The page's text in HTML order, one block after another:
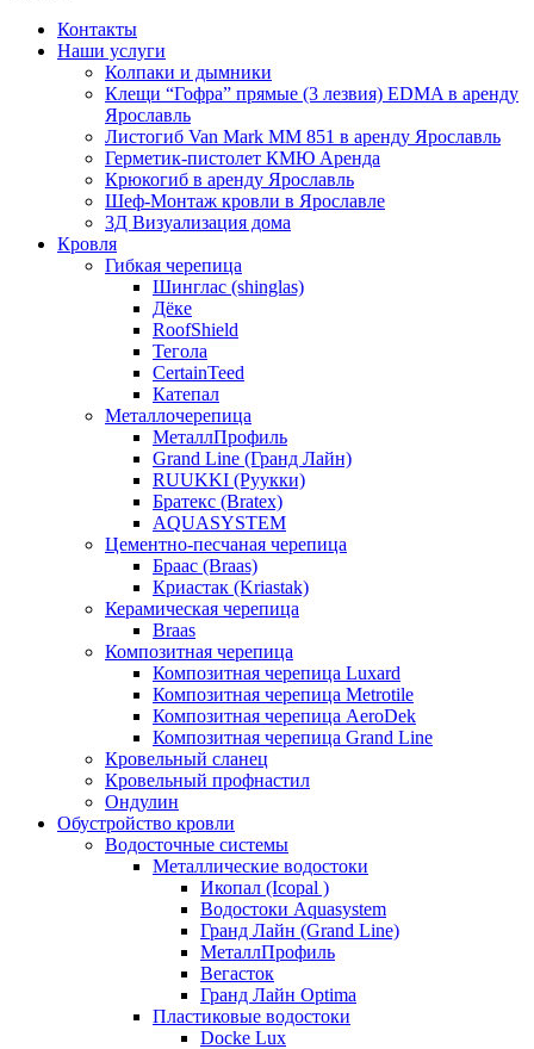
Контакты
Наши услуги
Колпаки и дымники
Клещи “Гофра” прямые (3 лезвия) EDMA в аренду
Ярославль
Листогиб Van Mark MM 851 в аренду Ярославль
Герметик-пистолет КМЮ Аренда
Крюкогиб в аренду Ярославль
Шеф-Монтаж кровли в Ярославле
3Д Визуализация дома
Кровля
Гибкая черепица
Шинглас (shinglas)
Дёке
RoofShield
Тегола
CertainTeed
Катепал
Металлочерепица
МеталлПрофиль
Grand Line (Гранд Лайн)
RUUKKI (Руукки)
Братекс (Bratex)
AQUASYSTEM
Цементно-песчаная черепица
Браас (Braas)
Криастак (Kriastak)
Керамическая черепица
Braas
Композитная черепица
Композитная черепица Luxard
Композитная черепица Metrotile
Композитная черепица AeroDek
Композитная черепица Grand Line
Кровельный сланец
Кровельный профнастил
Ондулин
Обустройство кровли
Водосточные системы
Металлические водостоки
Икопал (Icopal )
Водостоки Aquasystem
Гранд Лайн (Grand Line)
МеталлПрофиль
Вегасток
Гранд Лайн Optima
Пластиковые водостоки
Docke Lux